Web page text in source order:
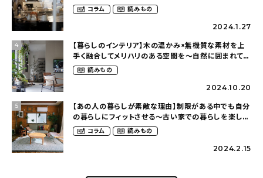
（2nyan_and_lifestylesさん）
コラム 読みもの
2024.1.27
4
【暮らしのインテリア】木の温かみ×無機質な素材を上
手く融合してメリハリのある空間を〜自然に囲まれて暮
らす（ki_no_ieさん）
読みもの
2024.10.20
5
【あの人の暮らしが素敵な理由】制限がある中でも自分
の暮らしにフィットさせる〜古い家での暮らしを楽しむ
（idasanchiさん）
コラム 読みもの
2024.2.15